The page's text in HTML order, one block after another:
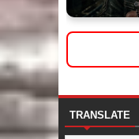
TRANSLATE